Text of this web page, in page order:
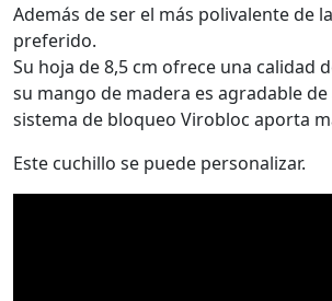
Además de ser el más polivalente de
preferido.
Su hoja de 8,5 cm ofrece una calidad
su mango de madera es agradable
sistema de bloqueo Virobloc aporta
Este cuchillo se puede personalizar.